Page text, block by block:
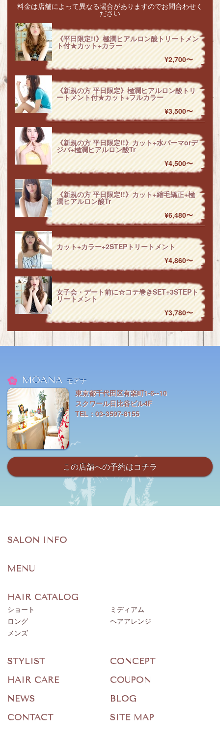
料金は店舗によって異なる場合がありますのでお問合わせく
ださい
《平日限定!!》極潤ヒアルロン酸トリートメン
ト付★カット+カラー
¥2,700〜
《新規の方 平日限定》極潤ヒアルロン酸トリ
ートメント付★カット+フルカラー
¥3,500〜
《新規の方 平日限定!!》カット+水パーマorデ
ジパ+極潤ヒアルロン酸Tr
¥4,500〜
《新規の方 平日限定!!》カット+縮毛矯正+極
潤ヒアルロン酸Tr
¥6,480〜
カット+カラー+2STEPトリートメント
¥4,860〜
女子会・デート前に☆コテ巻きSET+3STEPト
リートメント
¥3,780〜
MOANA モアナ
東京都千代田区有楽町1-6--10
スクワール日比谷ビル4F
TEL：03-3597-8155
この店舗への予約はコチラ
SALON INFO
MENU
HAIR CATALOG
ショート
ミディアム
ロング
ヘアアレンジ
メンズ
STYLIST
CONCEPT
HAIR CARE
COUPON
NEWS
BLOG
CONTACT
SITE MAP